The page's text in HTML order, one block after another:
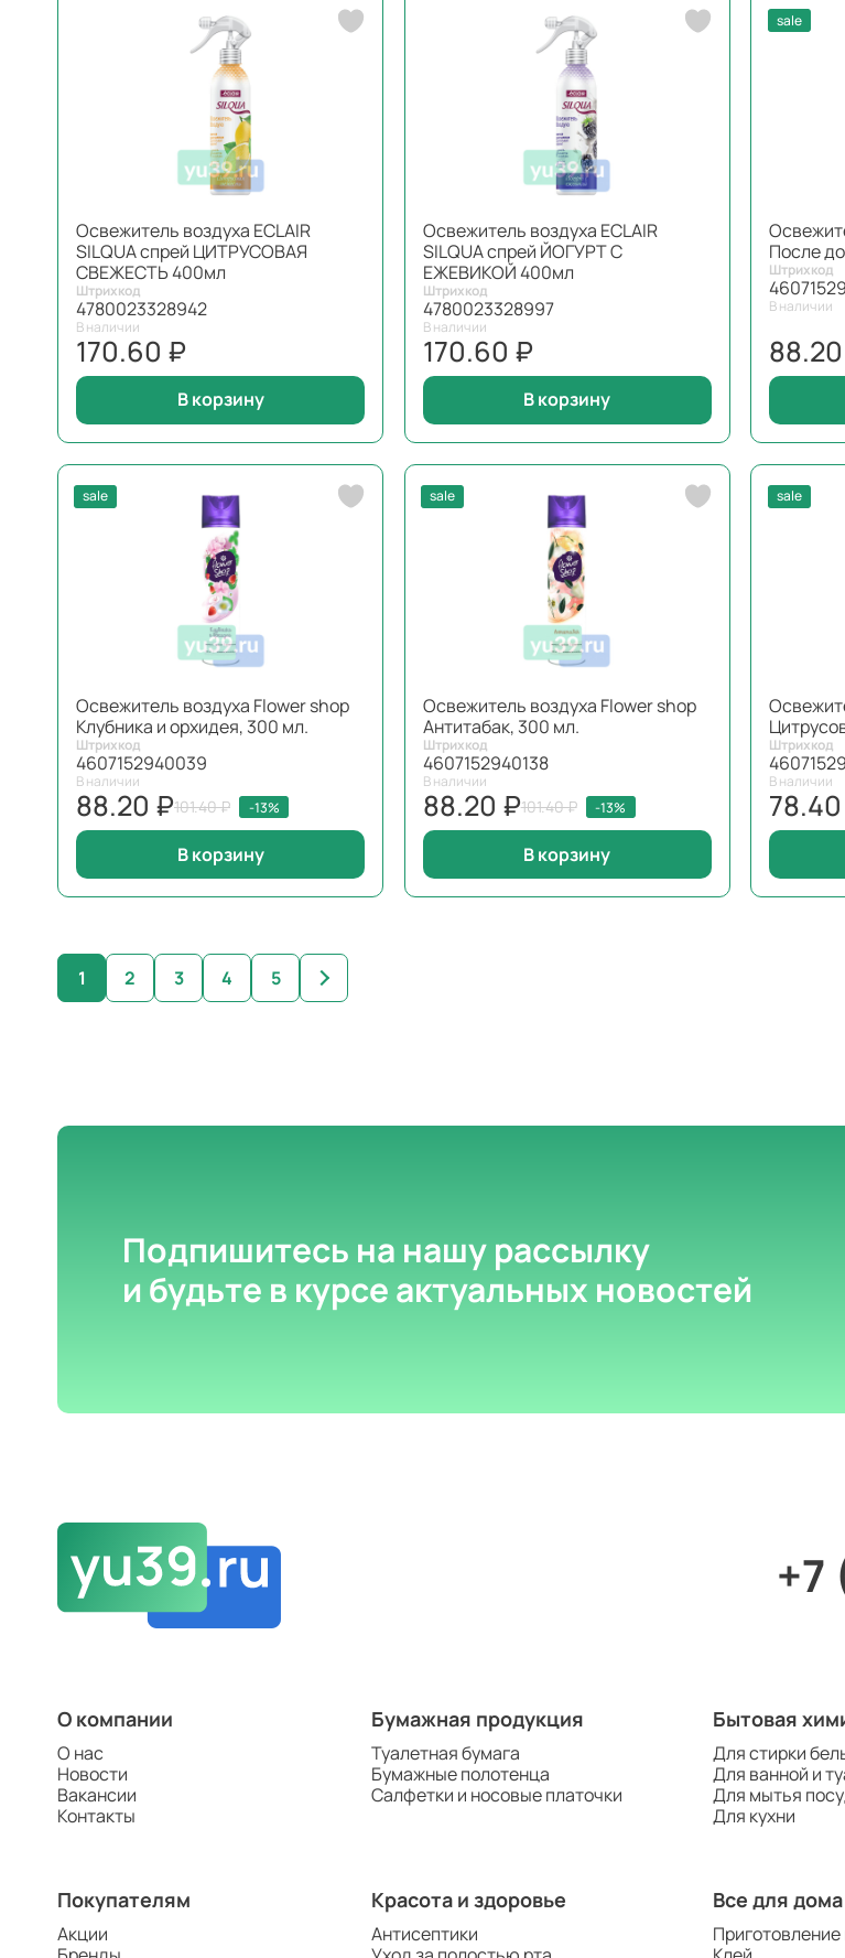
Освежитель воздуха ЕCLAIR
SILQUA спрей ЦИТРУСОВАЯ
СВЕЖЕСТЬ 400мл
Штрихкод
4780023328942
В наличии
170.60 ₽
В корзину
Освежитель воздуха ЕCLAIR
SILQUA спрей ЙОГУРТ С
ЕЖЕВИКОЙ 400мл
Штрихкод
4780023328997
В наличии
170.60 ₽
В корзину
sale
После
Штрихкод
В наличии
sale
Освежитель воздуха Flower shop
Клубника и орхидея, 300 мл.
Штрихкод
4607152940039
В наличии
88.20 ₽101.40 ₽ -13%
В корзину
sale
Освежитель воздуха Flower shop
Антитабак, 300 мл.
Штрихкод
4607152940138
В наличии
88.20 ₽101.40 ₽ -13%
В корзину
sale
Штрихкод
В наличии
1 2 3 4 5
Подпишитесь на нашу рассылку
и будьте в курсе актуальных новостей
+7
О компании
О нас
Новости
Вакансии
Контакты
Бумажная продукция
Туалетная бумага
Бумажные полотенца
Салфетки и носовые платочки
Бытовая
Для стирки
Для ванной и
Для мытья
Для кухни
Покупателям
Акции
Красота и здоровье
Антисептики
Все для